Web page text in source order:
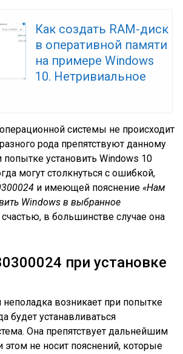
Как создать RAM-диск
в оперативной памяти
на примере Windows
10. Нетривиальное
системы не происходит
рода препятствуют данному
попытке установить Windows 10
могут столкнуться с ошибкой,
и имеющей пояснение«Нам
Windows в выбранное
счастью, в большинстве случае она
при установке
неполадка возникает при попытке
будет устанавливаться
Она препятствует дальнейшим
этом не носит пояснений, которые